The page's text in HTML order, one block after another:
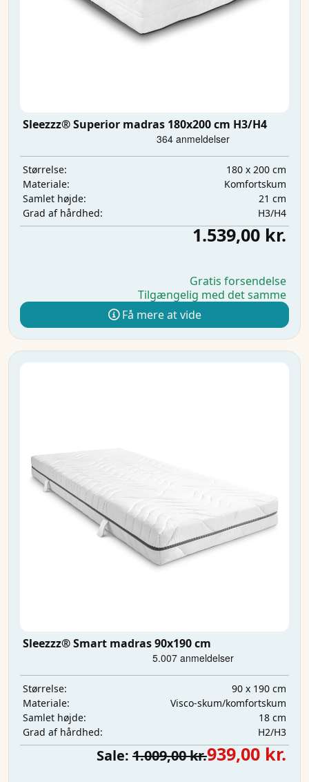
Sleezzz® Superior madras 180x200 cm H3/H4
Størrelse:
180 x 200 cm
Materiale:
Komfortskum
Samlet højde:
21 cm
Grad af hårdhed:
H3/H4
1.539,00 kr.
Gratis forsendelse
Tilgængelig med det samme
Få mere at vide
Sleezzz® Smart madras 90x190 cm
Størrelse:
90 x 190 cm
Materiale:
Visco-skum/komfortskum
Samlet højde:
18 cm
Grad af hårdhed:
H2/H3
Sale: 1.009,00 kr.939,00 kr.